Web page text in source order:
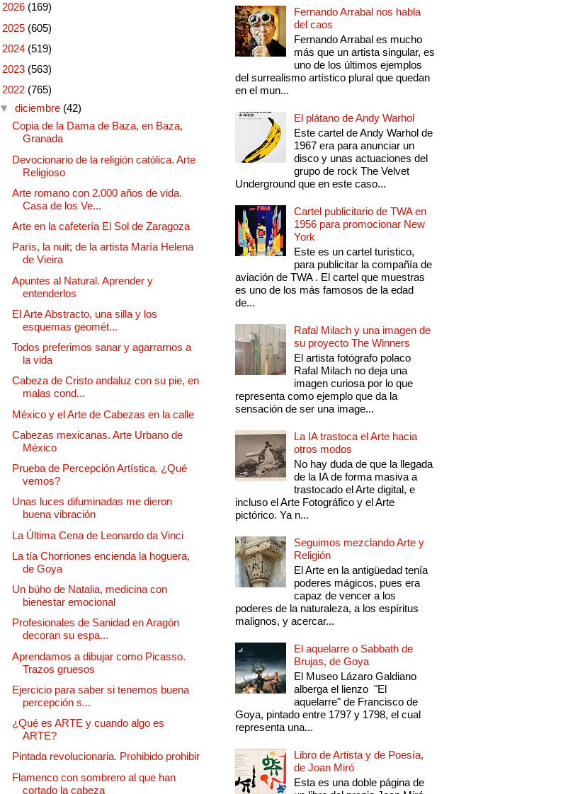
2026 (169)
2025 (605)
2024 (519)
2023 (563)
2022 (765)
▼ diciembre (42)
Copia de la Dama de Baza, en Baza,
Granada
Devocionario de la religión católica. Arte
Religioso
Arte romano con 2.000 años de vida.
Casa de los Ve...
Arte en la cafetería El Sol de Zaragoza
París, la nuit; de la artista María Helena
de Vieira
Apuntes al Natural. Aprender y
entenderlos
El Arte Abstracto, una silla y los
esquemas geomét...
Todos preferimos sanar y agarrarnos a
la vida
Cabeza de Cristo andaluz con su pie, en
malas cond...
México y el Arte de Cabezas en la calle
Cabezas mexicanas. Arte Urbano de
México
Prueba de Percepción Artística. ¿Qué
vemos?
Unas luces difuminadas me dieron
buena vibración
La Última Cena de Leonardo da Vinci
La tía Chorriones encienda la hoguera,
de Goya
Un búho de Natalia, medicina con
bienestar emocional
Profesionales de Sanidad en Aragón
decoran su espa...
Aprendamos a dibujar como Picasso.
Trazos gruesos
Ejercicio para saber si tenemos buena
percepción s...
¿Qué es ARTE y cuando algo es
ARTE?
Pintada revolucionaria. Prohibido prohibir
Flamenco con sombrero al que han
cortado la cabeza
Fernando Arrabal nos habla
del caos
Fernando Arrabal es mucho
más que un artista singular, es
uno de los últimos ejemplos
del surrealismo artístico plural que quedan
en el mun...
El plátano de Andy Warhol
Este cartel de Andy Warhol de
1967 era para anunciar un
disco y unas actuaciones del
grupo de rock The Velvet
Underground que en este caso...
Cartel publicitario de TWA en
1956 para promocionar New
York
Este es un cartel turístico,
para publicitar la compañía de
aviación de TWA . El cartel que muestras
es uno de los más famosos de la edad
de...
Rafal Milach y una imagen de
su proyecto The Winners
El artista fotógrafo polaco
Rafal Milach no deja una
imagen curiosa por lo que
representa como ejemplo que da la
sensación de ser una image...
La IA trastoca el Arte hacia
otros modos
No hay duda de que la llegada
de la IA de forma masiva a
trastocado el Arte digital, e
incluso el Arte Fotográfico y el Arte
pictórico. Ya n...
Seguimos mezclando Arte y
Religión
El Arte en la antigüedad tenía
poderes mágicos, pues era
capaz de vencer a los
poderes de la naturaleza, a los espíritus
malignos, y acercar...
El aquelarre o Sabbath de
Brujas, de Goya
El Museo Lázaro Galdiano
alberga el lienzo "El
aquelarre" de Francisco de
Goya, pintado entre 1797 y 1798, el cual
representa una...
Libro de Artista y de Poesía,
de Joan Miró
Esta es una doble página de